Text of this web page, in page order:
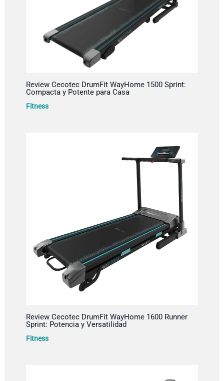
Review Cecotec DrumFit WayHome 1500 Sprint:
Compacta y Potente para Casa
Fitness
Review Cecotec DrumFit WayHome 1600 Runner
Sprint: Potencia y Versatilidad
Fitness